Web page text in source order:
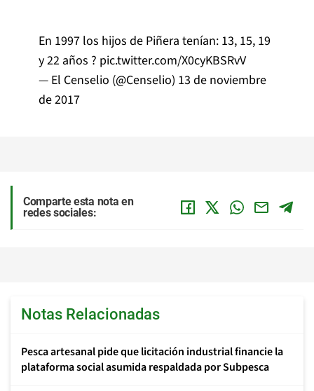
En 1997 los hijos de Piñera tenían: 13, 15, 19
y 22 años ? pic.twitter.com/X0cyKBSRvV
— El Censelio (@Censelio) 13 de noviembre
de 2017
Comparte esta nota en
redes sociales:
Notas Relacionadas
Pesca artesanal pide que licitación industrial financie la
plataforma social asumida respaldada por Subpesca